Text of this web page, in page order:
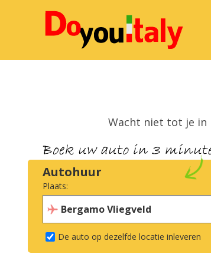
Wacht niet tot je in
Autohuur
Plaats:
De auto op dezelfde locatie inleveren